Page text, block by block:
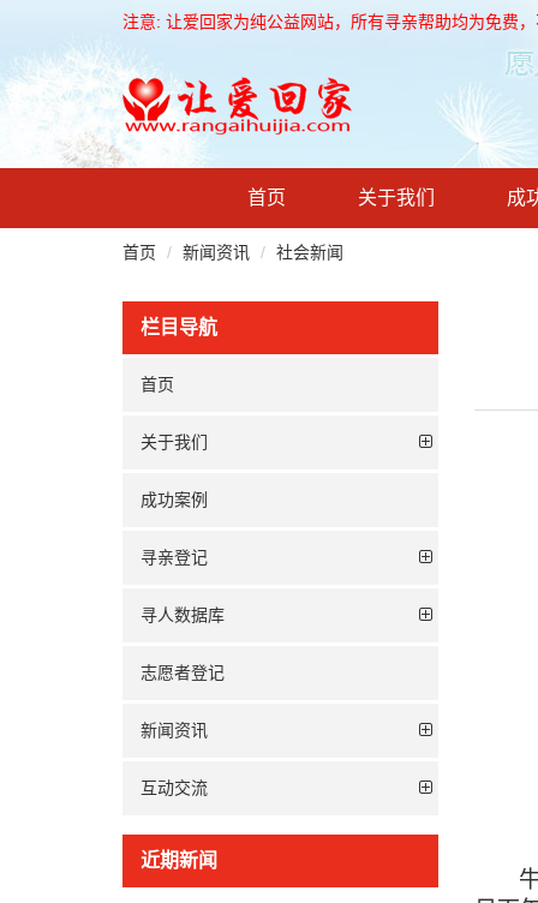
注意: 让爱回家为纯公益网站，所有寻亲帮助均为免费
首页 关于我们 成
首页 新闻资讯 社会新闻
栏目导航
首页
关于我们
成功案例
寻亲登记
寻人数据库
志愿者登记
新闻资讯
互动交流
近期新闻